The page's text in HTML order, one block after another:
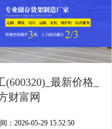
最新价格_
财富网
：2026-05-29 15:52:50